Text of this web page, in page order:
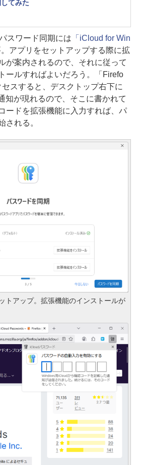
てみた
スワード同期には 「iCloud for Win
アプリをセットアップする際に拡
が案内されるので、それに従って
ールすればよいだろう。「Firefo
スすると、デスクトップ右下に
知が現れるので、そこに書かれて
ードを拡張機能に入力すれば、パ
される。
トアップ。拡張機能のインストールが